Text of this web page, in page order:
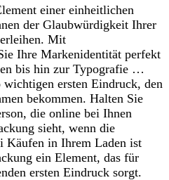
einer einheitlichen
der Glaubwürdigkeit Ihrer
Mit
Ihre Markenidentität perfekt
bis hin zur Typografie …
ersten Eindruck, den
bekommen. Halten Sie
die online bei Ihnen
sieht, wenn die
Käufen in Ihrem Laden ist
ein Element, das für
ersten Eindruck sorgt.